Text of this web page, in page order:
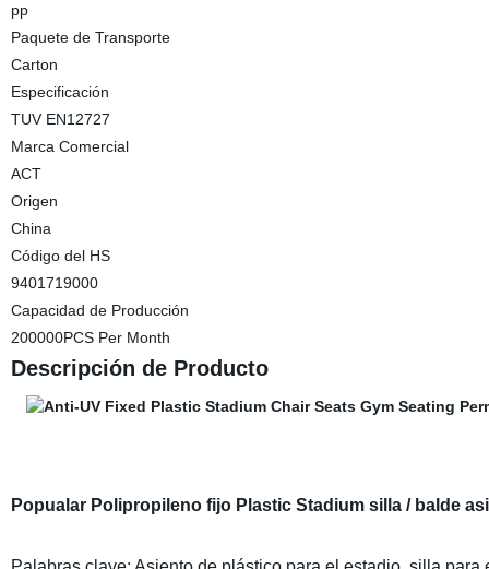
pp
Paquete de Transporte
Carton
Especificación
TUV EN12727
Marca Comercial
ACT
Origen
China
Código del HS
9401719000
Capacidad de Producción
200000PCS Per Month
Descripción de Producto
Popualar Polipropileno fijo Plastic Stadium silla / balde